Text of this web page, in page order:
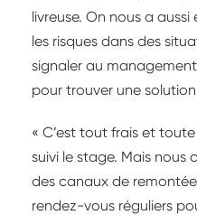
livreuse. On nous a
les risques dans des
signaler au
pour trouver une
« C’est tout frais et
suivi le stage. Mais nous
des canaux de
rendez-vous réguliers